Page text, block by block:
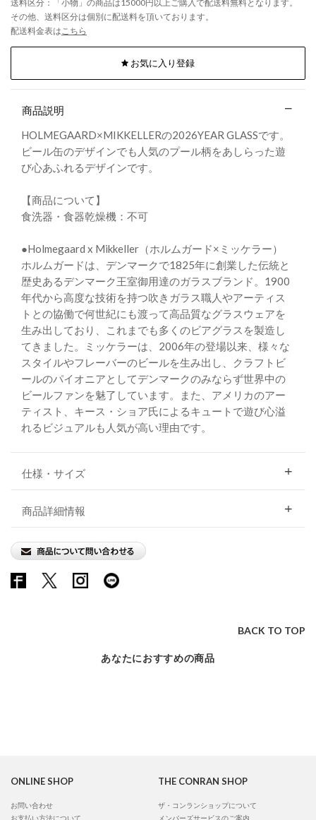
送料区分：「小物」の商品は15000円以上ご購入で配送料無料となります。
その他、送料区分は個別に配送料を頂いております。
配送料金表は こちら
お気に入り登録
商品説明
HOLMEGAARD×MIKKELLERの2026YEAR GLASSです。
ビール缶のデザインでも人気のプール柄をあしらった遊
び心あふれるデザインです。
【商品について】
食洗器・食器乾燥機：不可
●Holmegaard x Mikkeller（ホルムガード×ミッケラー）
ホルムガードは、デンマークで1825年に創業した伝統と
歴史あるデンマーク王室御用達のガラスブランド。1900
年代から高度な技術を持つ吹きガラス職人やアーティス
トとの協働で何世紀にも渡って高品質なグラスウェアを
生み出しており、これまでも多くのビアグラスを製造し
てきました。ミッケラーは、2006年の登場以来、様々な
スタイルやフレーバーのビールを生み出し、クラフトビ
ールのパイオニアとしてデンマークのみならず世界中の
ビールファンを魅了しています。また、アメリカのアー
ティスト、キース・ショア氏によるキュートで遊び心溢
れるビジュアルも人気が高い理由です。
仕様・サイズ
商品詳細情報
BACK TO TOP
あなたにおすすめの商品
ONLINE SHOP
お問い合わせ
お支払い方法について
THE CONRAN SHOP
ザ・コンランショップについて
メンバーズサービスのご案内